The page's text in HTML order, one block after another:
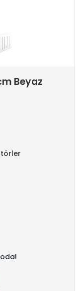
Beyaz